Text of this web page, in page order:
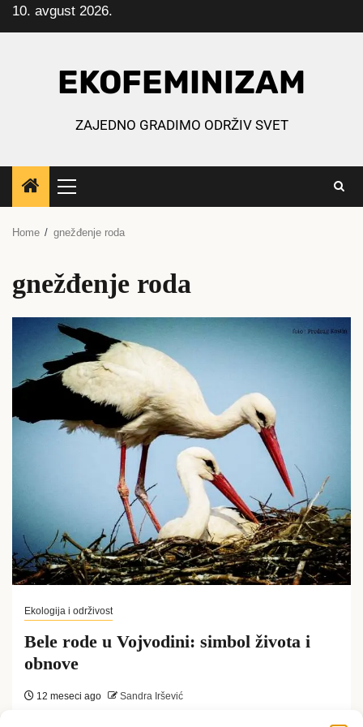
Skip
to
10. avgust 2026.
EKOFEMINIZAM
ZAJEDNO GRADIMO ODRŽIV SVET
Primary
Menu
Home gnežđenje roda
gnežđenje roda
Ekologija i održivost
Bele rode u Vojvodini: simbol života i
obnove
12 meseci ago Sandra Iršević